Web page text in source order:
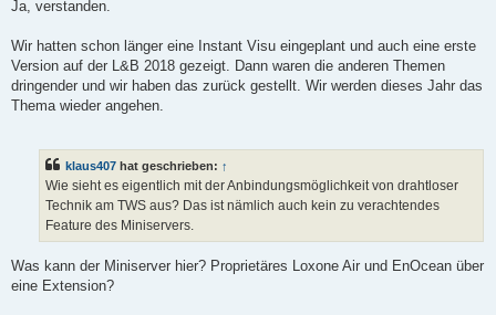
Ja, verstanden.
Wir hatten schon länger eine Instant Visu eingeplant und auch eine erste
Version auf der L&B 2018 gezeigt. Dann waren die anderen Themen
dringender und wir haben das zurück gestellt. Wir werden dieses Jahr das
Thema wieder angehen.
klaus407 hat geschrieben: ↑
Wie sieht es eigentlich mit der Anbindungsmöglichkeit von drahtloser
Technik am TWS aus? Das ist nämlich auch kein zu verachtendes
Feature des Miniservers.
Was kann der Miniserver hier? Proprietäres Loxone Air und EnOcean über
eine Extension?